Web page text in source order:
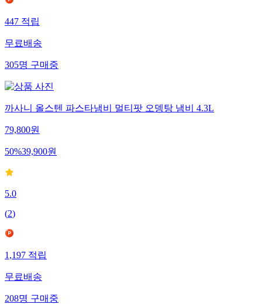
447적립
무료배송
305명구매중
까사니 올스텐 파스타냄비 멀티팟 오뎅탕 냄비 4.3L
79,800원
50%39,900원
5.0
(2)
1,197적립
무료배송
208명구매중